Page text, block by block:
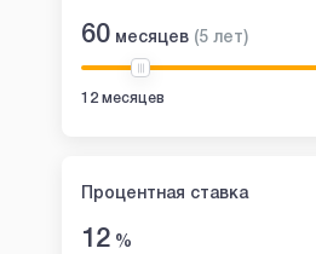
60 месяцев (5 лет)
12 месяцев
Процентная ставка
12%